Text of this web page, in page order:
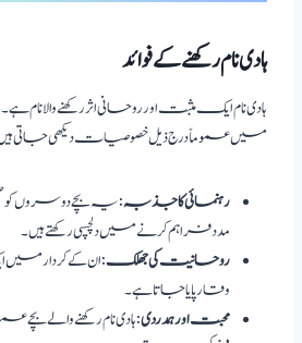
ہادی نام رکھنے کے فوائد
ہادی نام ایک مثبت اور روحانی اثر رکھنے والا
میں عموماً درج ذیل خصوصیات دیکھی جاتی
رہنمائی کا جذبہ: یہ بچے دوسروں کو
مدد فراہم کرنے میں دلچسپی رکھتے ہیں۔
روحانیت کی جھلک: ان کے کردار
وقار پایا جاتا ہے۔
محبت اور ہمدردی: ہادی نام رکھنے والے بچے